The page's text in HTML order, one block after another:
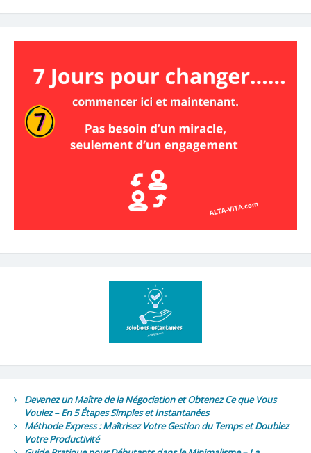
Devenez un Maître de la Négociation et Obtenez Ce que Vous
Voulez – En 5 Étapes Simples et Instantanées
Méthode Express : Maîtrisez Votre Gestion du Temps et Doublez
Votre Productivité